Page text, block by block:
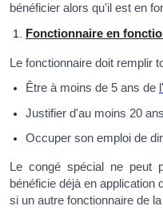
bénéficier alors qu'il est en
Fonctionnaire en
Le fonctionnaire doit remplir
Être à moins de 5 ans de
Justifier d'au moins 20
Occuper son emploi de
Le congé spécial ne peut
bénéficie déjà en
si un autre fonctionnaire de